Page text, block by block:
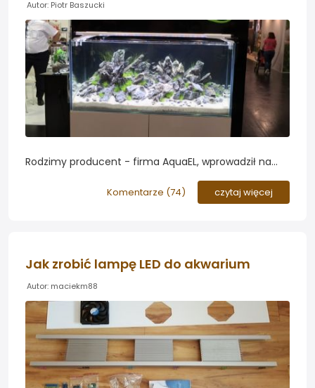
Autor: Piotr Baszucki
Rodzimy producent - firma AquaEL, wprowadził na
Akwarystów roślinnych zainteresuje z pewnością
odmiana Plant i Sunny - zapraszamy do zapoznania
Komentarze (74) czytaj więcej
Jak zrobić lampę LED do akwarium
Autor: maciekm88